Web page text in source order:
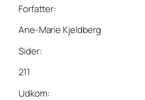
Forfatter:
Ane-Marie Kjeldberg
Sider:
211
Udkom: